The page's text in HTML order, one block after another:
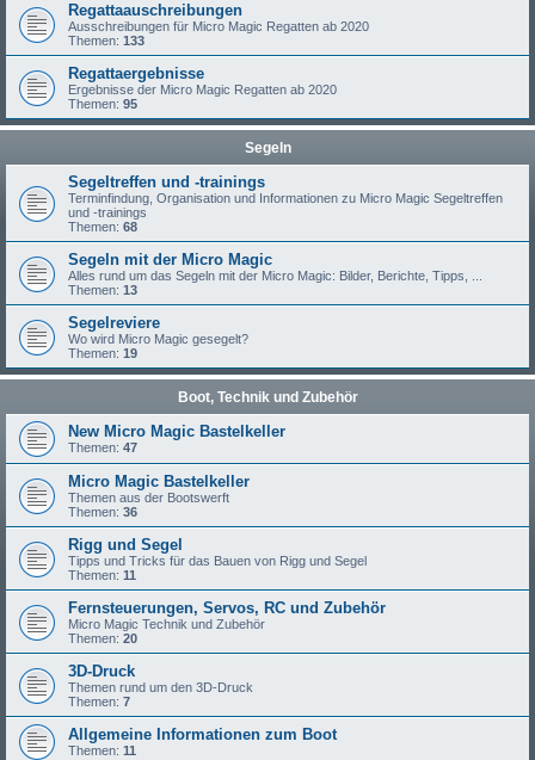
Regattaauschreibungen
Ausschreibungen für Micro Magic Regatten ab 2020
Themen: 133
Regattaergebnisse
Ergebnisse der Micro Magic Regatten ab 2020
Themen: 95
Segeln
Segeltreffen und -trainings
Terminfindung, Organisation und Informationen zu Micro Magic Segeltreffen
und -trainings
Themen: 68
Segeln mit der Micro Magic
Alles rund um das Segeln mit der Micro Magic: Bilder, Berichte, Tipps, ...
Themen: 13
Segelreviere
Wo wird Micro Magic gesegelt?
Themen: 19
Boot, Technik und Zubehör
New Micro Magic Bastelkeller
Themen: 47
Micro Magic Bastelkeller
Themen aus der Bootswerft
Themen: 36
Rigg und Segel
Tipps und Tricks für das Bauen von Rigg und Segel
Themen: 11
Fernsteuerungen, Servos, RC und Zubehör
Micro Magic Technik und Zubehör
Themen: 20
3D-Druck
Themen rund um den 3D-Druck
Themen: 7
Allgemeine Informationen zum Boot
Themen: 11